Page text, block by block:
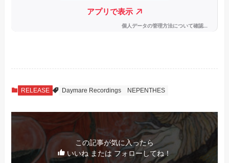
RELEASE Daymare Recordings NEPENTHES
この記事が気に入ったら
いいね または フォローしてね！